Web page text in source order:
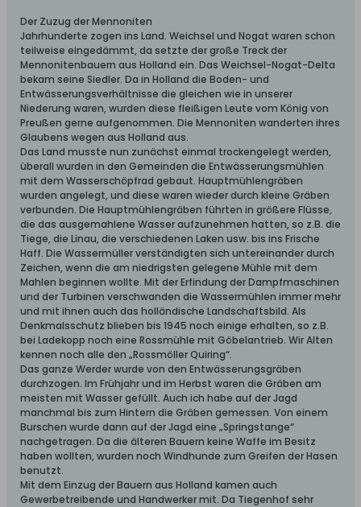
Der Zuzug der Mennoniten
Jahrhunderte zogen ins Land. Weichsel und Nogat waren schon
teilweise eingedämmt, da setzte der große Treck der
Mennonitenbauern aus Holland ein. Das Weichsel-Nogat-Delta
bekam seine Siedler. Da in Holland die Boden- und
Entwässerungsverhältnisse die gleichen wie in unserer
Niederung waren, wurden diese fleißigen Leute vom König von
Preußen gerne aufgenommen. Die Mennoniten wanderten ihres
Glaubens wegen aus Holland aus.
Das Land musste nun zunächst einmal trockengelegt werden,
überall wurden in den Gemeinden die Entwässerungsmühlen
mit dem Wasserschöpfrad gebaut. Hauptmühlengräben
wurden angelegt, und diese waren wieder durch kleine Gräben
verbunden. Die Hauptmühlengräben führten in größere Flüsse,
die das ausgemahlene Wasser aufzunehmen hatten, so z.B. die
Tiege, die Linau, die verschiedenen Laken usw. bis ins Frische
Haff. Die Wassermüller verständigten sich untereinander durch
Zeichen, wenn die am niedrigsten gelegene Mühle mit dem
Mahlen beginnen wollte. Mit der Erfindung der Dampfmaschinen
und der Turbinen verschwanden die Wassermühlen immer mehr
und mit ihnen auch das holländische Landschaftsbild. Als
Denkmalsschutz blieben bis 1945 noch einige erhalten, so z.B.
bei Ladekopp noch eine Rossmühle mit Göbelantrieb. Wir Alten
kennen noch alle den „Rossmöller Quiring“.
Das ganze Werder wurde von den Entwässerungsgräben
durchzogen. Im Frühjahr und im Herbst waren die Gräben am
meisten mit Wasser gefüllt. Auch ich habe auf der Jagd
manchmal bis zum Hintern die Gräben gemessen. Von einem
Burschen wurde dann auf der Jagd eine „Springstange“
nachgetragen. Da die älteren Bauern keine Waffe im Besitz
haben wollten, wurden noch Windhunde zum Greifen der Hasen
benutzt.
Mit dem Einzug der Bauern aus Holland kamen auch
Gewerbetreibende und Handwerker mit. Da Tiegenhof sehr